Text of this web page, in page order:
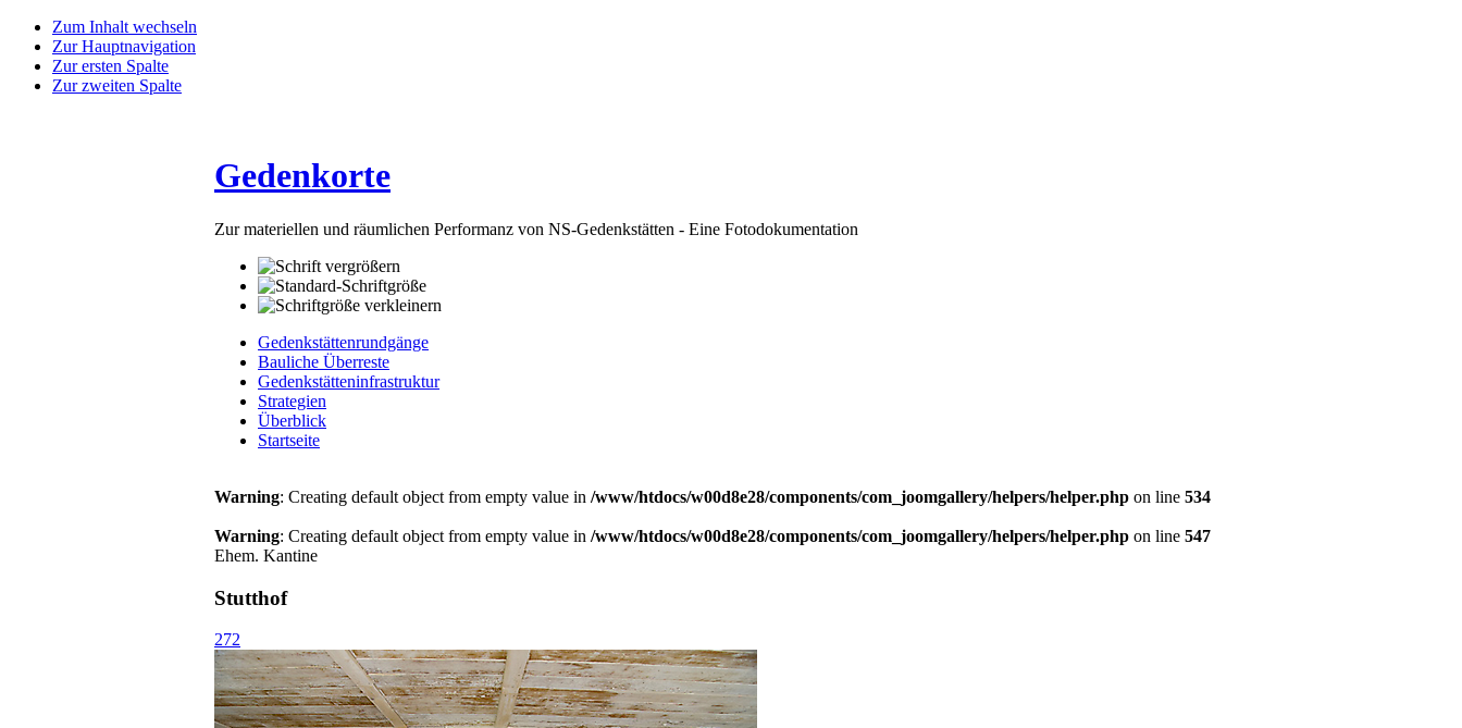
Zum Inhalt wechseln
Zur Hauptnavigation
Zur ersten Spalte
Zur zweiten Spalte
Gedenkorte
Zur materiellen und räumlichen Performanz von NS-Gedenkstätten - Eine Fotodokumentation
Gedenkstättenrundgänge
Bauliche Überreste
Gedenkstätteninfrastruktur
Strategien
Überblick
Startseite
Warning: Creating default object from empty value in /www/htdocs/w00d8e28/components/com_joomgallery/helpers/helper.php on line 534
Warning: Creating default object from empty value in /www/htdocs/w00d8e28/components/com_joomgallery/helpers/helper.php on line 547
Ehem. Kantine
Stutthof
272